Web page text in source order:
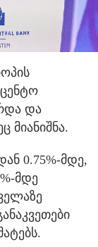
და
მიანიშნა.
0.75%-მდე,
მდე